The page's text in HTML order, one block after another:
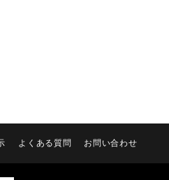
よくある質問 お問い合わせ